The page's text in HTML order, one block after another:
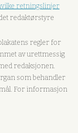
retningslinjer
redaktørstyre
regler for
av urettmessig
redaksjonen.
som behandler
For informasjon